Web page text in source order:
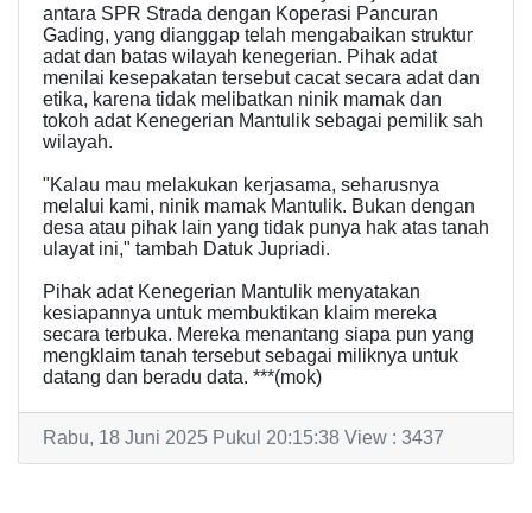
antara SPR Strada dengan Koperasi Pancuran
Gading, yang dianggap telah mengabaikan struktur
adat dan batas wilayah kenegerian. Pihak adat
menilai kesepakatan tersebut cacat secara adat dan
etika, karena tidak melibatkan ninik mamak dan
tokoh adat Kenegerian Mantulik sebagai pemilik sah
wilayah.
"Kalau mau melakukan kerjasama, seharusnya
melalui kami, ninik mamak Mantulik. Bukan dengan
desa atau pihak lain yang tidak punya hak atas tanah
ulayat ini," tambah Datuk Jupriadi.
Pihak adat Kenegerian Mantulik menyatakan
kesiapannya untuk membuktikan klaim mereka
secara terbuka. Mereka menantang siapa pun yang
mengklaim tanah tersebut sebagai miliknya untuk
datang dan beradu data. ***(mok)
Rabu, 18 Juni 2025 Pukul 20:15:38 View : 3437